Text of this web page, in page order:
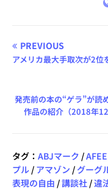
PREVIOUS
アメリカ最大手取次が2
発売前の本の“ゲラ”が読
作品の紹介（2018年
タグ： ABJマーク /AFEE
プル / アマゾン / グーグ
表現の自由 /講談社 /違